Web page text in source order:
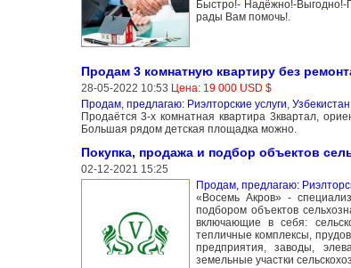
Быстро!- Надёжно!-
рады Вам помочь!.
Продам 3 комнатную квартиру без
28-05-2022 10:53 Цена: 19 000 USD $
Продам, предлагаю: Риэлторские услуги,
Продаётся 3-х комнатная квартира 3квартал,
Большая рядом детская площадка можно.
Покупка, продажа и подбор объектов
02-12-2021 15:25
Продам, предлагаю:
«Восемь Акров» -
подбором объектов
включающие в себя:
тепличные комплексы,
предприятия, заводы,
земельные участки